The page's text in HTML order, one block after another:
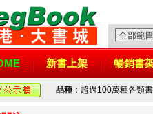
新書上架 暢銷書
品種 ：超過100萬種各類